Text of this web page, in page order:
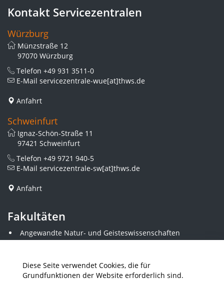
Diese Seite verwendet Cookies, die für
Grundfunktionen der Website erforderlich sind.
Kontakt Servicezentralen
Würzburg
Münzstraße 12
97070 Würzburg
Telefon +49 931 3511-0
E-Mail servicezentrale-wue[at]thws.de
Anfahrt
Schweinfurt
Ignaz-Schön-Straße 11
97421 Schweinfurt
Telefon +49 9721 940-5
E-Mail servicezentrale-sw[at]thws.de
Anfahrt
Fakultäten
Angewandte Natur- und Geisteswissenschaften
Angewandte Sozialwissenschaften
Elektrotechnik
Gestaltung